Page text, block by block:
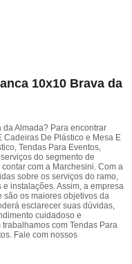
10x10 Brava da
Almada? Para encontrar
Cadeiras De Plástico e Mesa E
Tendas Para Eventos,
do segmento de
com a Marchesini. Com a
sobre os serviços do ramo,
instalações. Assim, a empresa
são os maiores objetivos da
esclarecer suas dúvidas,
cuidadoso e
com Tendas Para
Fale com nossos